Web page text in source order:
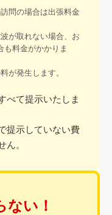
問の場合は出張料金
が取れない場合、お
も料金がかかりま
が発生します。
べて提示いたしま
提示していない費
ん。
ない！